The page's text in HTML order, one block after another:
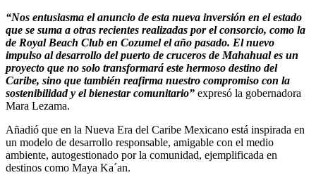
“Nos entusiasma el anuncio de esta nueva inversión en el estado
que se suma a otras recientes realizadas por el consorcio, como la
de Royal Beach Club en Cozumel el año pasado. El nuevo
impulso al desarrollo del puerto de cruceros de Mahahual es un
proyecto que no solo transformará este hermoso destino del
Caribe, sino que también reafirma nuestro compromiso con la
sostenibilidad y el bienestar comunitario” expresó la gobernadora
Mara Lezama.
Añadió que en la Nueva Era del Caribe Mexicano está inspirada en
un modelo de desarrollo responsable, amigable con el medio
ambiente, autogestionado por la comunidad, ejemplificada en
destinos como Maya Ka´an.